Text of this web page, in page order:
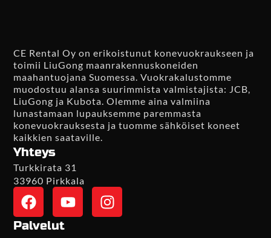
CE Rental Oy on erikoistunut konevuokraukseen ja
toimii LiuGong maanrakennuskoneiden
maahantuojana Suomessa. Vuokrakalustomme
muodostuu alansa suurimmista valmistajista: JCB,
LiuGong ja Kubota. Olemme aina valmiina
lunastamaan lupauksemme paremmasta
konevuokrauksesta ja tuomme sähköiset koneet
kaikkien saataville.
Yhteys
Turkkirata 31
33960 Pirkkala
Palvelut